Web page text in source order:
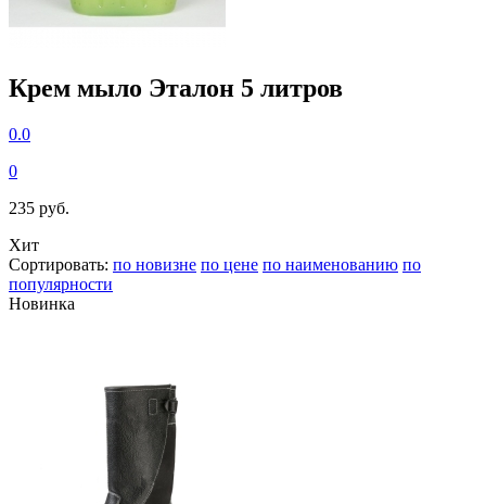
Крем мыло Эталон 5 литров
0.0
0
235 руб.
Хит
Сортировать: по новизне по цене по наименованию по
популярности
Новинка